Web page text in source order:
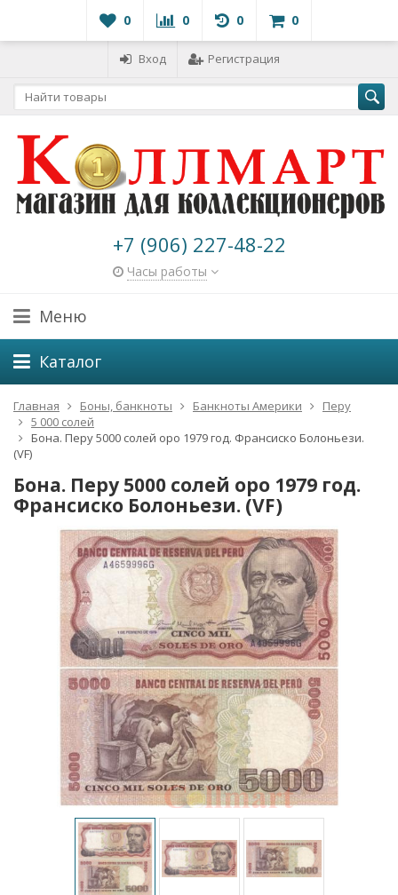
0 0 0 0
Вход Регистрация
+7 (906) 227-48-22
Часы работы
Меню
Каталог
Главная Боны, банкноты Банкноты Америки
Перу
5 000 солей
Бона. Перу 5000 солей оро 1979 год. Франсиско Болоньези.
(VF)
Бона. Перу 5000 солей оро 1979 год.
Франсиско Болоньези. (VF)